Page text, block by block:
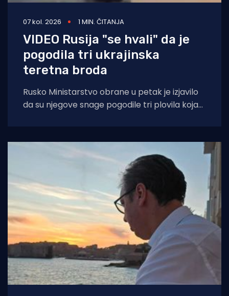
07 kol. 2026 1 MIN. ČITANJA
VIDEO Rusija "se hvali" da je
pogodila tri ukrajinska
teretna broda
Rusko Ministarstvo obrane u petak je izjavilo
da su njegove snage pogodile tri plovila koja